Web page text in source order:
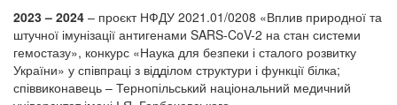
2023 – 2024 – проєкт НФДУ 2021.01/0208 «Вплив природної та
штучної імунізації антигенами SARS-CoV-2 на стан системи
гемостазу», конкурс «Наука для безпеки і сталого розвитку
України» у співпраці з відділом структури і функції білка;
співвиконавець – Тернопільський національний медичний